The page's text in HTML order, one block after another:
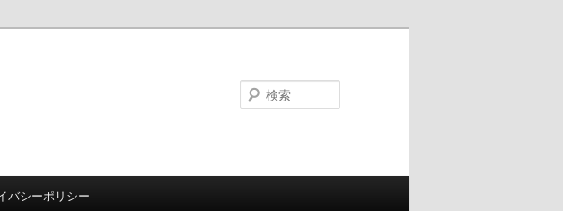
バシーポリシー